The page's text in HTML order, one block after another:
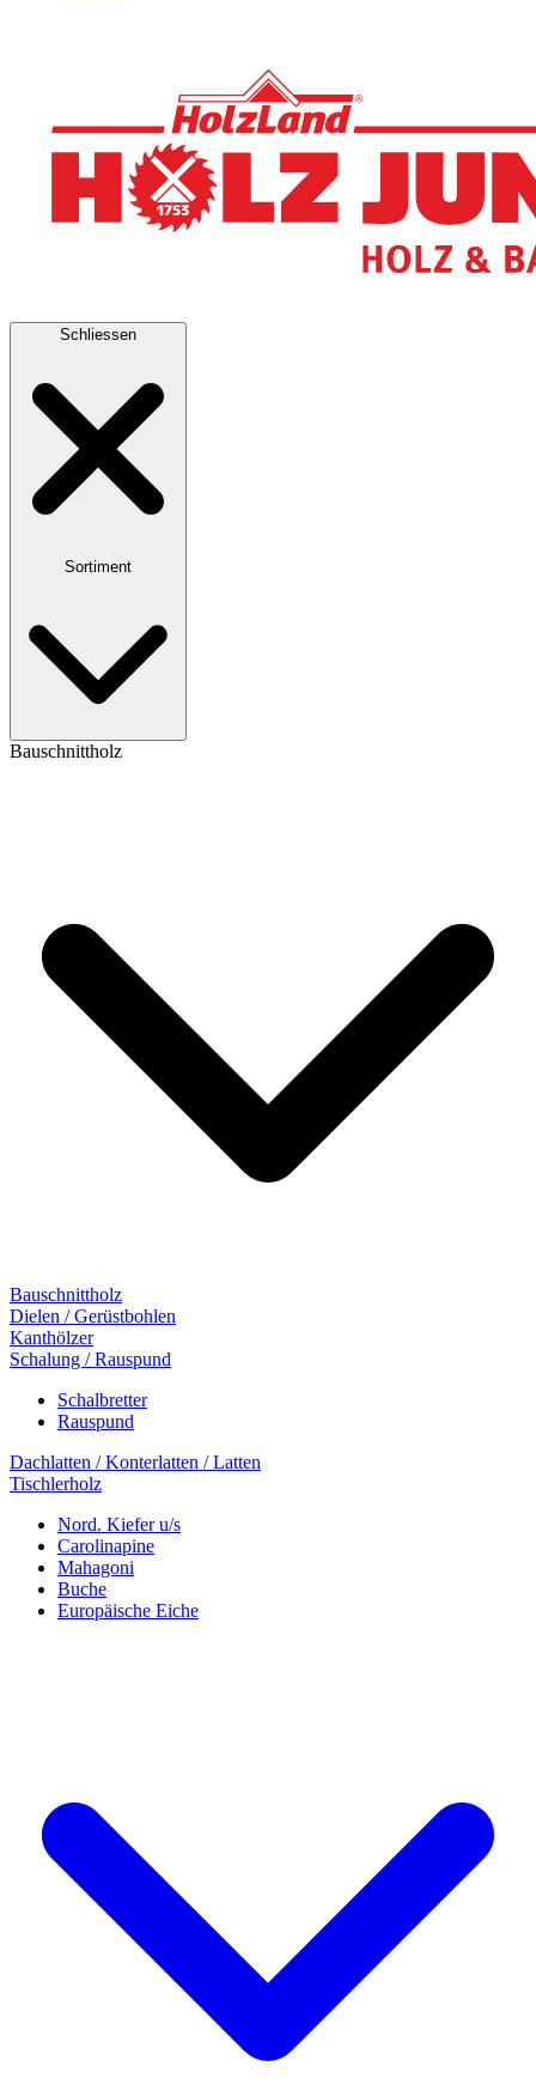
Schliessen
Sortiment
Bauschnittholz
Bauschnittholz
Dielen / Gerüstbohlen
Kanthölzer
Schalung / Rauspund
Schalbretter
Rauspund
Dachlatten / Konterlatten / Latten
Tischlerholz
Nord. Kiefer u/s
Carolinapine
Mahagoni
Buche
Europäische Eiche